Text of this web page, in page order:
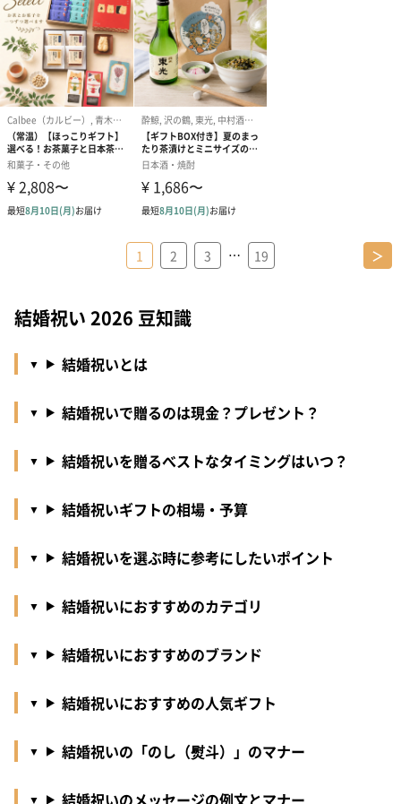
1 2 3 … 19 ＞
結婚祝い 2026 豆知識
結婚祝いとは
結婚祝いで贈るのは現金？プレゼント？
結婚祝いを贈るべストなタイミングはいつ？
結婚祝いギフトの相場・予算
結婚祝いを選ぶ時に参考にしたいポイント
結婚祝いにおすすめのカテゴリ
結婚祝いにおすすめのブランド
結婚祝いにおすすめの人気ギフト
結婚祝いの「のし（熨斗）」のマナー